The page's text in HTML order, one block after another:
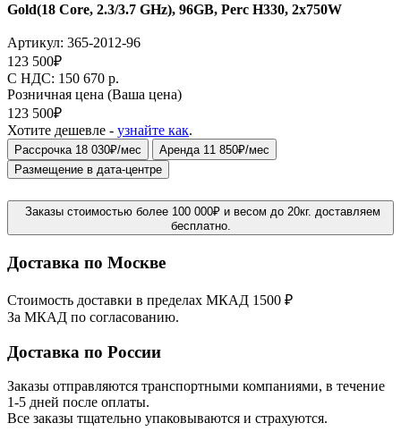
Gold(18 Core, 2.3/3.7 GHz), 96GB, Perc H330, 2x750W
Артикул: 365-2012-96
123 500₽
C НДС: 150 670 р.
Розничная цена (Ваша цена)
123 500₽
Хотите дешевле - узнайте как.
Рассрочка 18 030₽/мес
Аренда 11 850₽/мес
Размещение в дата-центре
Заказы стоимостью более 100 000₽ и весом до 20кг. доставляем
бесплатно.
Доставка по Москве
Стоимость доставки в пределах МКАД 1500 ₽
За МКАД по согласованию.
Доставка по России
Заказы отправляются транспортными компаниями, в течение
1-5 дней после оплаты.
Все заказы тщательно упаковываются и страхуются.